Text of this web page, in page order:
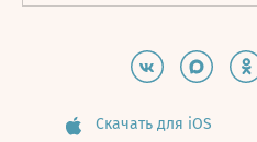
Скачать для iOS